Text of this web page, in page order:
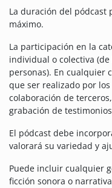
La duración del pódcast
máximo.
La participación en la
individual o colectiva
personas). En cualquier
que ser realizado por
colaboración de
grabación de
El pódcast debe
valorará su variedad y
Puede incluir cualquier
ficción sonora o